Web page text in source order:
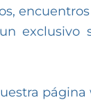
exclusivo